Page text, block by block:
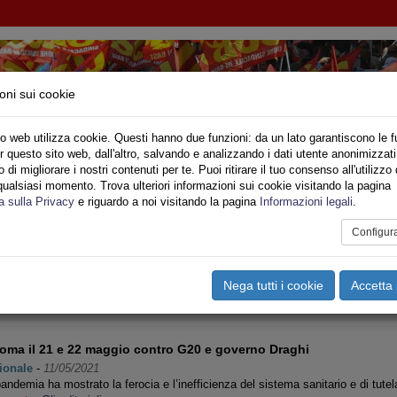
DI BASE - CONFEDERAZIONE
Privato Territori Sociale Speciali Multimedia
Pagina 6 di 75
5 6 7 8 9 10 >
il 21 e 22 maggio contro G20 e governo Draghi
- 11/05/2021
ha mostrato la ferocia e l’inefficienza del sistema sanitario e di
sui cookie
web utilizza cookie. Questi hanno due funzioni: da un lato garantiscono le
questo sito web, dall'altro, salvando e analizzando i dati utente
di migliorare i nostri contenuti per te. Puoi ritirare il tuo consenso all'utilizzo
momento. Trova ulteriori informazioni sui cookie visitando la pagina
sulla Privacy e riguardo a noi visitando la pagina Informazioni legali.
Nega tutti i cookie Accetta